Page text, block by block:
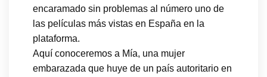
encaramado sin problemas al número uno de
las películas más vistas en España en la
plataforma.
Aquí conoceremos a Mía, una mujer
embarazada que huye de un país autoritario en